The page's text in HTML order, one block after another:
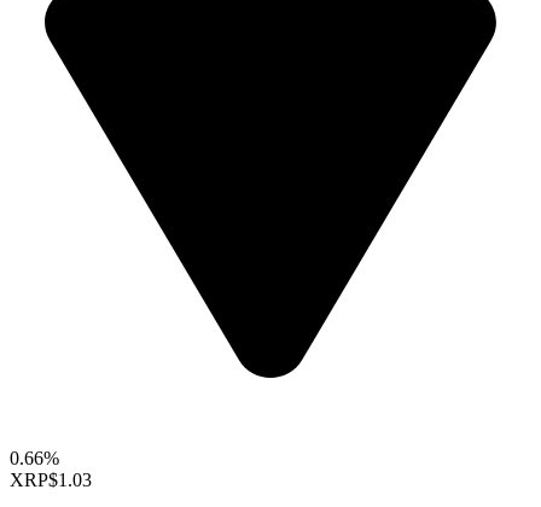
0.66%
XRP$1.03